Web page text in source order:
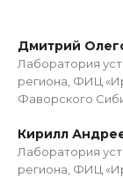
Дмитрий
Лаборатория
региона, ФИЦ
Фаворского
Кирилл
Лаборатория
региона, ФИЦ